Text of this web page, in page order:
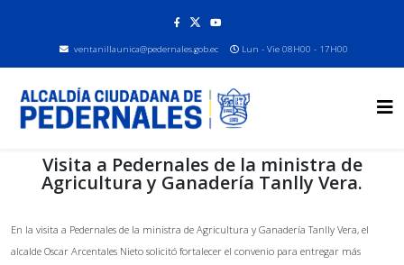
ventanillaunica@pedernales.gob.ec Lun - Vie 08H00 - 17H00
Visita a Pedernales de la ministra de
Agricultura y Ganadería Tanlly Vera.
En la visita a Pedernales de la ministra de Agricultura y Ganadería Tanlly Vera, el
alcalde Oscar Arcentales Nieto solicitó fortalecer el convenio para entregar más